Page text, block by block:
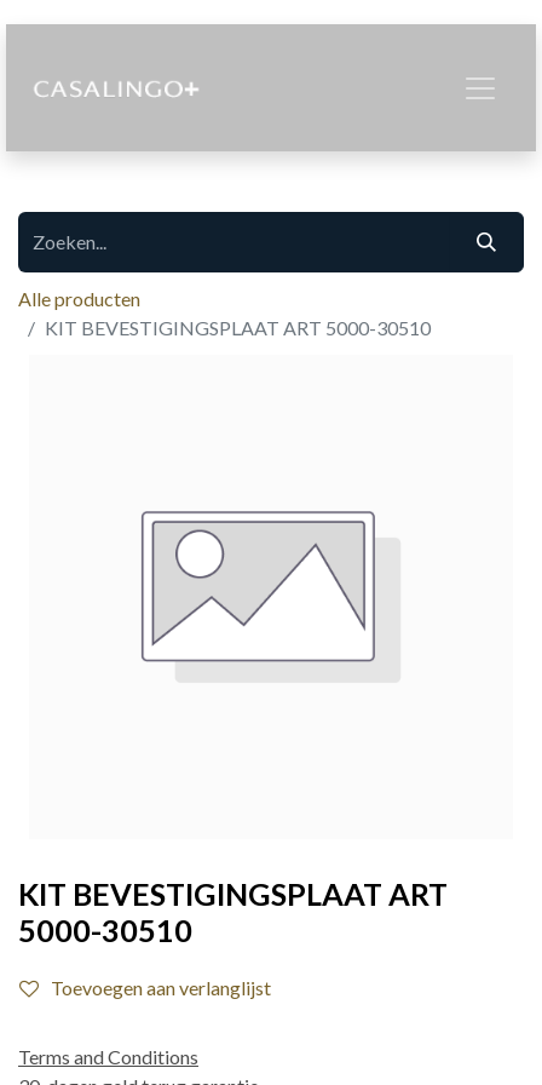
Alle producten
KIT BEVESTIGINGSPLAAT ART 5000-30510
KIT BEVESTIGINGSPLAAT ART
5000-30510
Toevoegen aan verlanglijst
Terms and Conditions